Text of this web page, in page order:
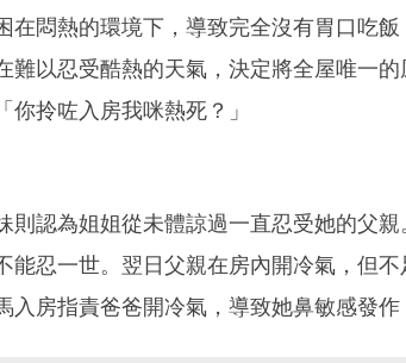
在悶熱的環境下，導致完全沒有胃口吃飯
難以忍受酷熱的天氣，決定將全屋唯一
拎咗入房我咪熱死？」
則認為姐姐從未體諒過一直忍受她的父
能忍一世。翌日父親在房內開冷氣，但不
入房指責爸爸開冷氣，導致她鼻敏感發作